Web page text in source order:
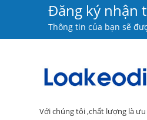
Đăng ký nhận
Thông tin của bạn sẽ
Với chúng tôi ,chất lượng là